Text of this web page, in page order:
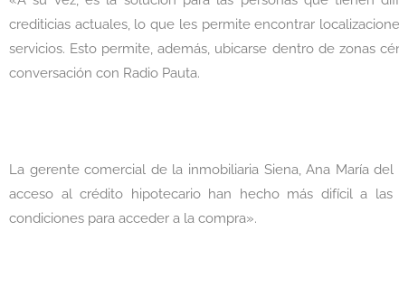
crediticias actuales, lo que les permite encontrar
servicios. Esto permite, además, ubicarse dentro de zonas
conversación con Radio Pauta.
La gerente comercial de la inmobiliaria Siena, Ana María
acceso al crédito hipotecario han hecho más difícil a
condiciones para acceder a la compra».